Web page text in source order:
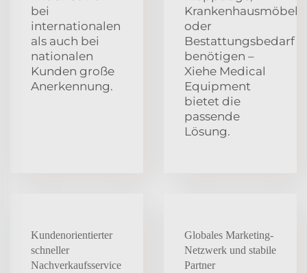
bei
internationalen
als auch bei
nationalen
Kunden große
Anerkennung.
Krankenhausmöbel
oder
Bestattungsbedarf
benötigen –
Xiehe Medical
Equipment
bietet die
passende
Lösung.
Kundenorientierter
schneller
Nachverkaufsservice
Globales Marketing-
Netzwerk und stabile
Partner